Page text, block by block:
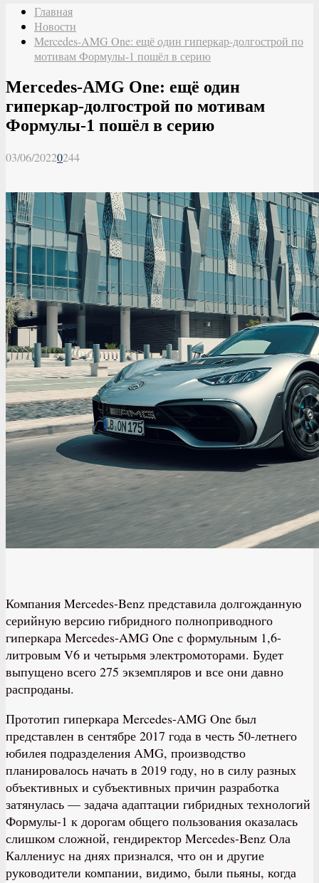
Главная
Новости
Mercedes-AMG One: ещё один гиперкар-долгострой по
мотивам Формулы-1 пошёл в серию
Mercedes-AMG One: ещё один
гиперкар-долгострой по мотивам
Формулы-1 пошёл в серию
03/06/20220244
Компания Mercedes-Benz представила долгожданную
серийную версию гибридного полноприводного
гиперкара Mercedes-AMG One с формульным 1,6-
литровым V6 и четырьмя электромоторами. Будет
выпущено всего 275 экземпляров и все они давно
распроданы.
Прототип гиперкара Mercedes-AMG One был
представлен в сентябре 2017 года в честь 50-летнего
юбилея подразделения AMG, производство
планировалось начать в 2019 году, но в силу разных
объективных и субъективных причин разработка
затянулась — задача адаптации гибридных технологий
Формулы-1 к дорогам общего пользования оказалась
слишком сложной, гендиректор Mercedes-Benz Ола
Каллениус на днях признался, что он и другие
руководители компании, видимо, были пьяны, когда